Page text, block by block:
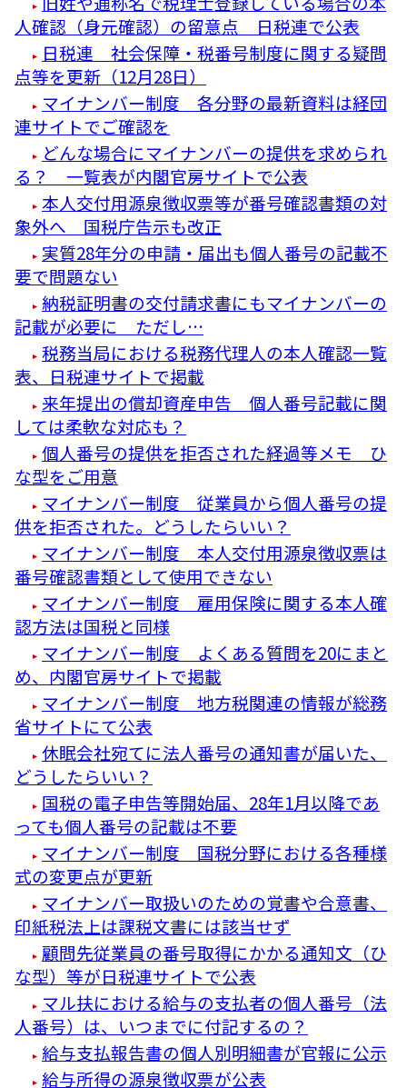
人確認（身元確認）の留意点 日税連で公表
日税連 社会保障・税番号制度に関する疑問
点等を更新（12月28日）
マイナンバー制度 各分野の最新資料は経団
連サイトでご確認を
どんな場合にマイナンバーの提供を求められ
る？ 一覧表が内閣官房サイトで公表
本人交付用源泉徴収票等が番号確認書類の対
象外へ 国税庁告示も改正
実質28年分の申請・届出も個人番号の記載不
要で問題ない
納税証明書の交付請求書にもマイナンバーの
記載が必要に ただし…
税務当局における税務代理人の本人確認一覧
表、日税連サイトで掲載
来年提出の償却資産申告 個人番号記載に関
しては柔軟な対応も？
個人番号の提供を拒否された経過等メモ ひ
な型をご用意
マイナンバー制度 従業員から個人番号の提
供を拒否された。どうしたらいい？
マイナンバー制度 本人交付用源泉徴収票は
番号確認書類として使用できない
マイナンバー制度 雇用保険に関する本人確
認方法は国税と同様
マイナンバー制度 よくある質問を20にまと
め、内閣官房サイトで掲載
マイナンバー制度 地方税関連の情報が総務
省サイトにて公表
休眠会社宛てに法人番号の通知書が届いた、
どうしたらいい？
国税の電子申告等開始届、28年1月以降であ
っても個人番号の記載は不要
マイナンバー制度 国税分野における各種様
式の変更点が更新
マイナンバー取扱いのための覚書や合意書、
印紙税法上は課税文書には該当せず
顧問先従業員の番号取得にかかる通知文（ひ
な型）等が日税連サイトで公表
マル扶における給与の支払者の個人番号（法
人番号）は、いつまでに付記するの？
給与支払報告書の個人別明細書が官報に公示
給与所得の源泉徴収票が公表